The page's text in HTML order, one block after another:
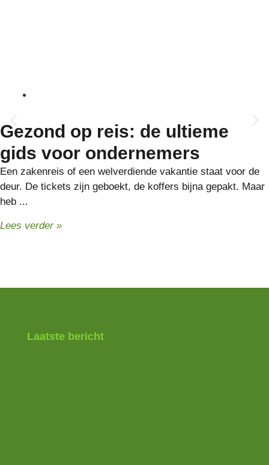
Gezond op reis: de ultieme
gids voor ondernemers
Een zakenreis of een welverdiende vakantie staat voor de
deur. De tickets zijn geboekt, de koffers bijna gepakt. Maar
heb ...
Lees verder »
Laatste bericht